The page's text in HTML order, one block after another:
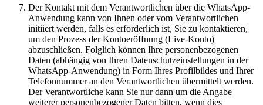
Der Kontakt mit dem Verantwortlichen über die WhatsApp-
Anwendung kann von Ihnen oder vom Verantwortlichen
initiiert werden, falls es erforderlich ist, Sie zu kontaktieren,
um den Prozess der Kontoeröffnung (Live-Konto)
abzuschließen. Folglich können Ihre personenbezogenen
Daten (abhängig von Ihren Datenschutzeinstellungen in der
WhatsApp-Anwendung) in Form Ihres Profilbildes und Ihrer
Telefonnummer an den Verantwortlichen übermittelt werden.
Der Verantwortliche kann Sie nur dann um die Angabe
weiterer personenbezogener Daten bitten, wenn dies